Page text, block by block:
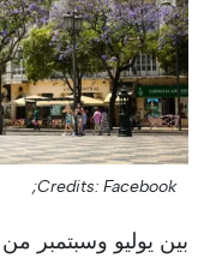
Credits: Facebook;
بين يوليو وسبتمبر